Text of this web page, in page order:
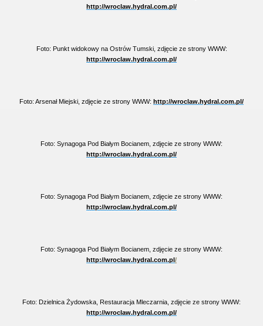
http://wroclaw.hydral.com.pl/
Foto: Punkt widokowy na Ostrów Tumski, zdjęcie ze strony WWW:
http://wroclaw.hydral.com.pl/
Foto: Arsenał Miejski, zdjęcie ze strony WWW: http://wroclaw.hydral.com.pl/
Foto: Synagoga Pod Białym Bocianem, zdjęcie ze strony WWW:
http://wroclaw.hydral.com.pl/
Foto: Synagoga Pod Białym Bocianem, zdjęcie ze strony WWW:
http://wroclaw.hydral.com.pl/
Foto: Synagoga Pod Białym Bocianem, zdjęcie ze strony WWW:
http://wroclaw.hydral.com.pl/
Foto: Dzielnica Żydowska, Restauracja Mleczarnia, zdjęcie ze strony WWW:
http://wroclaw.hydral.com.pl/